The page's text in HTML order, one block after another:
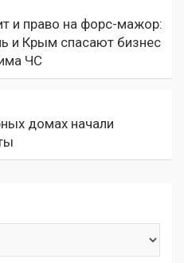
и право на форс-мажор:
и Крым спасают бизнес
ЧС
домах начали